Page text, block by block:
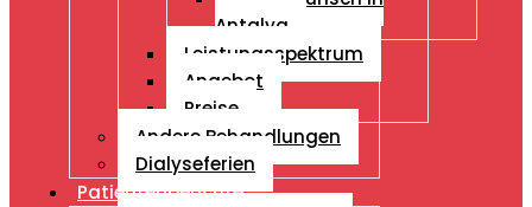
Antalya
Leistungsspektrum
Angebot
Preise
Andere Behandlungen
Dialyseferien
Patientenberichte